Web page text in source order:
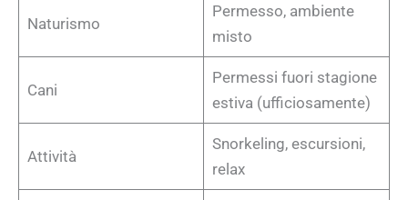
Naturismo
Permesso, ambiente
misto
Cani
Permessi fuori stagione
estiva (ufficiosamente)
Attività
Snorkeling, escursioni,
relax